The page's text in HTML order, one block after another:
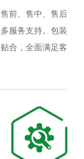
前、售中、售后
服务支持。包装
合，全面满足客